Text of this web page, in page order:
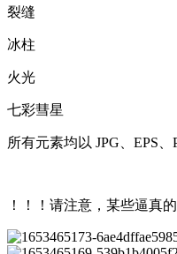
裂缝
冰柱
火光
七彩彗星
所有元素均以 JPG、EPS
！！！请注意，某些逼真